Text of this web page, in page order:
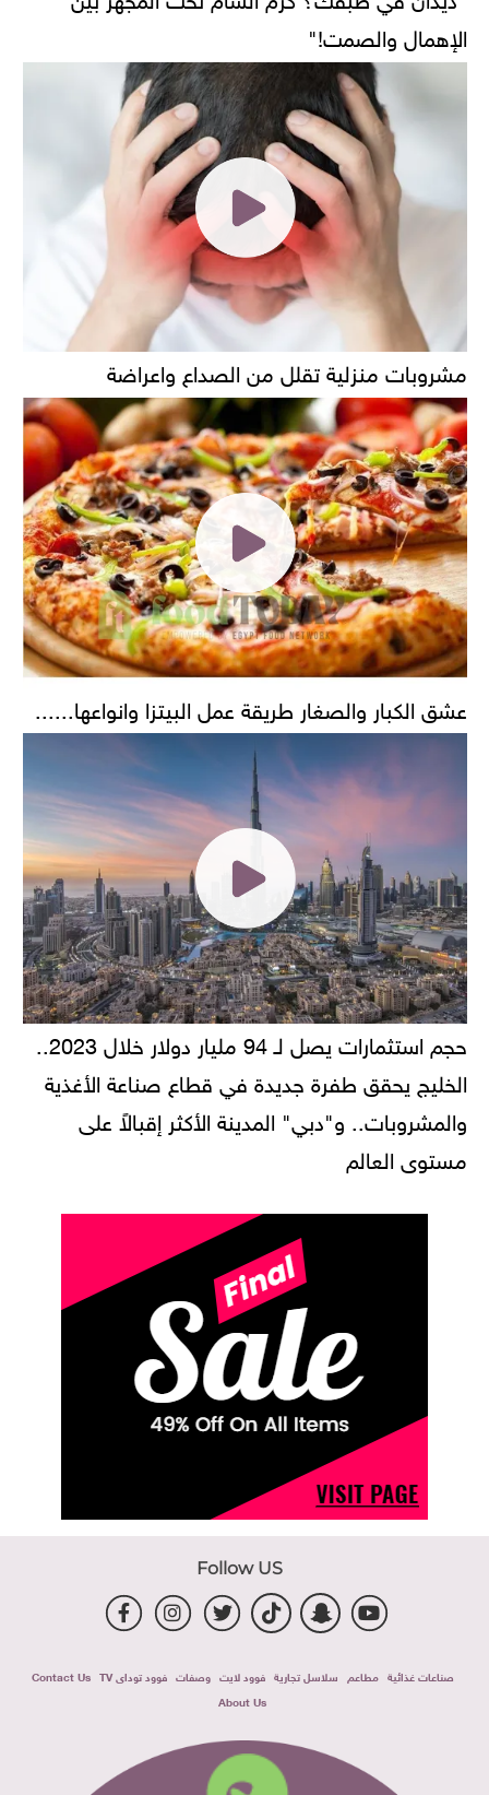
الإهمال والصمت!"
مشروبات منزلية تقلل من الصداع واعراضة
عشق الكبار والصغار طريقة عمل البيتزا وانواعها......
حجم استثمارات يصل لـ 94 مليار دولار خلال 2023..
الخليج يحقق طفرة جديدة في قطاع صناعة الأغذية
والمشروبات.. و"دبي" المدينة الأكثر إقبالاً على
مستوى العالم
Follow US
صناعات غذائية مطاعم سلاسل تجارية فوود لايت وصفات فوود توداى TV
Contact Us
About Us